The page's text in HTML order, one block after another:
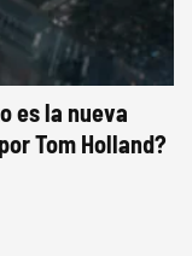
es la nueva
Tom Holland?